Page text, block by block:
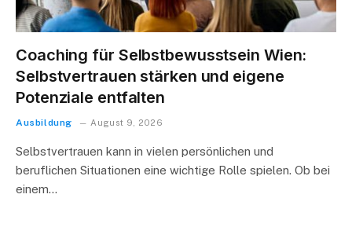
Coaching für Selbstbewusstsein Wien:
Selbstvertrauen stärken und eigene
Potenziale entfalten
Ausbildung August 9, 2026
Selbstvertrauen kann in vielen persönlichen und
beruflichen Situationen eine wichtige Rolle spielen. Ob bei
einem…